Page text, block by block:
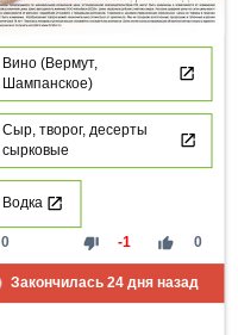
Вино (Вермут,
Шампанское)
Сыр, творог, десерты
сырковые
Водка
thumb_down -1 thumb_up 0
0
Закончилась 24дня назад